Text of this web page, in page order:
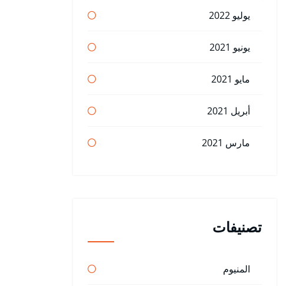
يوليو 2022
يونيو 2021
مايو 2021
أبريل 2021
مارس 2021
تصنيفات
المنيوم